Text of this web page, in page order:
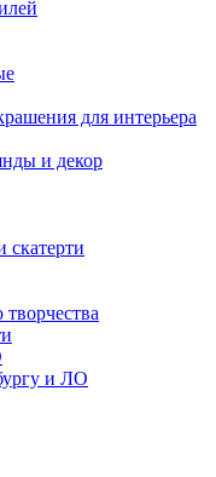
для интерьера
и декор
скатерти
и ЛО